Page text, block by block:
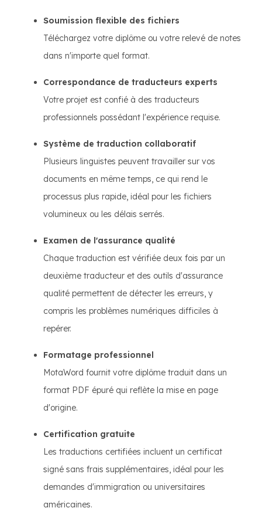
Soumission flexible des fichiers
Téléchargez votre diplôme ou votre relevé de notes
dans n'importe quel format.
Correspondance de traducteurs experts
Votre projet est confié à des traducteurs
professionnels possédant l'expérience requise.
Système de traduction collaboratif
Plusieurs linguistes peuvent travailler sur vos
documents en même temps, ce qui rend le
processus plus rapide, idéal pour les fichiers
volumineux ou les délais serrés.
Examen de l'assurance qualité
Chaque traduction est vérifiée deux fois par un
deuxième traducteur et des outils d'assurance
qualité permettent de détecter les erreurs, y
compris les problèmes numériques difficiles à
repérer.
Formatage professionnel
MotaWord fournit votre diplôme traduit dans un
format PDF épuré qui reflète la mise en page
d'origine.
Certification gratuite
Les traductions certifiées incluent un certificat
signé sans frais supplémentaires, idéal pour les
demandes d'immigration ou universitaires
américaines.